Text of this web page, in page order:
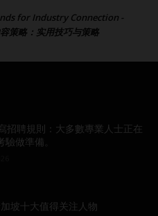
for Industry Connection -
策略：实用技巧与策略
招聘規則：大多數專業人士正在
驗做準備。
坡十大值得关注人物